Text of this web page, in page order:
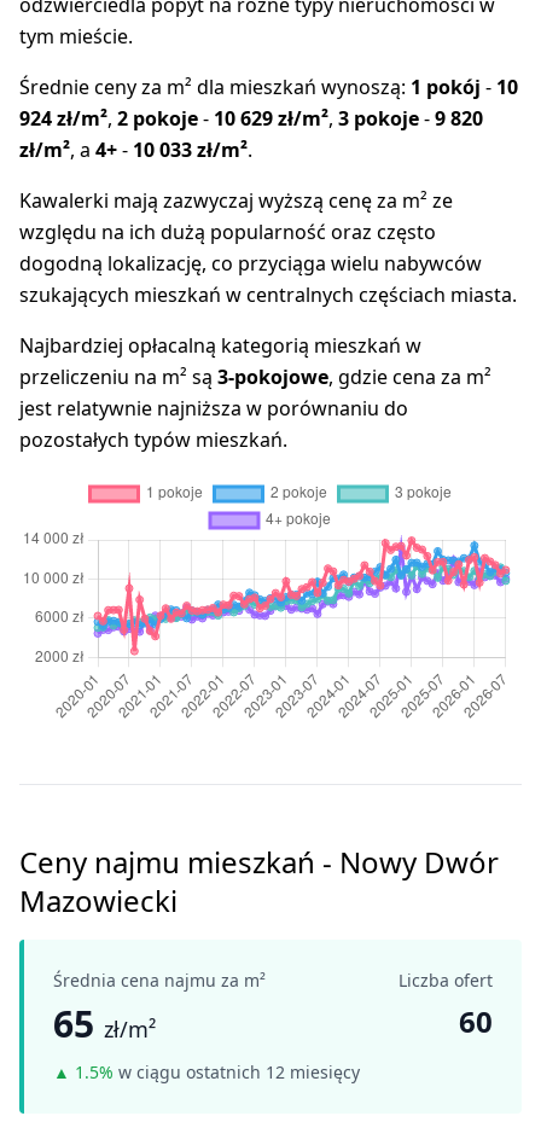
tym mieście.
Średnie ceny za m² dla mieszkań wynoszą: 1 pokój - 10
924 zł/m², 2 pokoje- 10 629 zł/m², 3 pokoje-9 820
zł/m², a 4+- 10 033 zł/m².
Kawalerki mają zazwyczaj wyższą cenę za m² ze
względu na ich dużą popularność oraz często
dogodną lokalizację, co przyciąga wielu nabywców
szukających mieszkań w centralnych częściach miasta.
Najbardziej opłacalną kategorią mieszkań w
przeliczeniu na m² są 3-pokojowe, gdzie cena za m²
jest relatywnie najniższa w porównaniu do
pozostałych typów mieszkań.
Ceny najmu mieszkań - Nowy Dwór
Mazowiecki
Średnia cena najmu za m²
65 zł/m²
▲ 1.5% w ciągu ostatnich 12 miesięcy
Liczba ofert
60